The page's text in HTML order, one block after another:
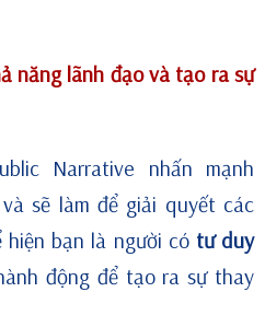
năng lãnh đạo và tạo ra sự
Narrative nhấn mạnh
sẽ làm để giải quyết các
bạn là người có tư duy
động để tạo ra sự thay